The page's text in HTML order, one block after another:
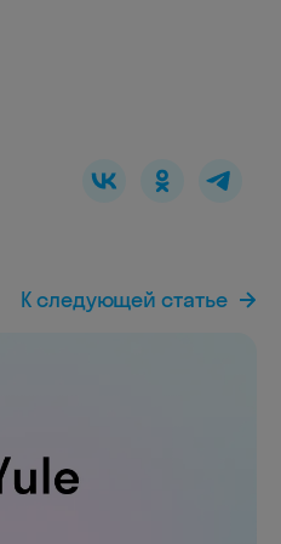
К следующей статье